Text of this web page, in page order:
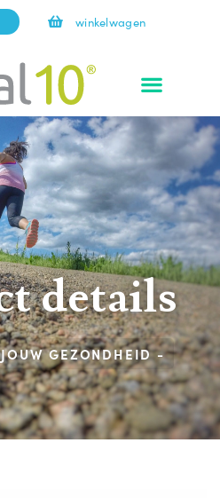
winkelwagen
details
GEZONDHEID -